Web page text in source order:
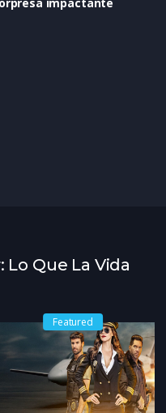
Que La Vida
Featured